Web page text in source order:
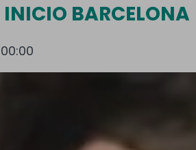
INICIO BARCELONA